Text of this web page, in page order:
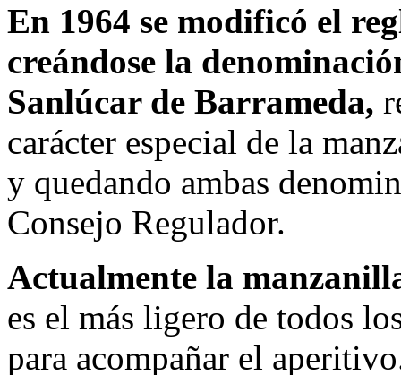
En 1964 se modificó el
creándose la
Sanlúcar de Barrameda,
carácter especial de la
y quedando ambas
Consejo Regulador.
Actualmente la
es el más ligero de todos
para acompañar el